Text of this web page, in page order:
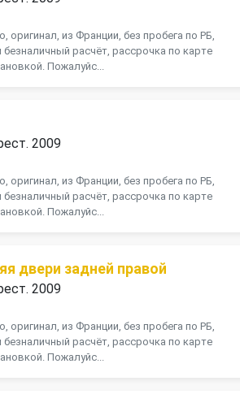
оригинал, из Франции, без пробега по РБ,
расчёт, рассрочка по карте
Пожалуйс...
2009
оригинал, из Франции, без пробега по РБ,
расчёт, рассрочка по карте
Пожалуйс...
двери задней правой
2009
оригинал, из Франции, без пробега по РБ,
расчёт, рассрочка по карте
Пожалуйс...